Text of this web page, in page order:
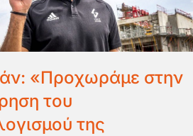
«Προχωράμε στην
του
της